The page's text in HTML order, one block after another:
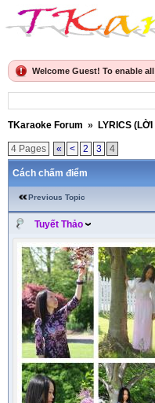
Welcome Guest! To enable
TKaraoke Forum » LYRICS
4 Pages « < 2 3 4
Cách chấm điểm
Previous Topic
Tuyết Thảo